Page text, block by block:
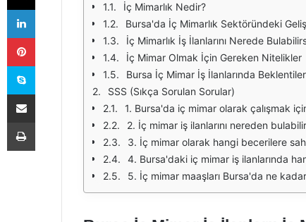
İç Mimarlık Nedir?
Bursa'da İç Mimarlık Sektöründeki
İç Mimarlık İş İlanlarını Nerede
İç Mimar Olmak İçin Gereken Nitelikler
Bursa İç Mimar İş İlanlarında Beklentiler
SSS (Sıkça Sorulan Sorular)
1. Bursa'da iç mimar olarak çalışmak
2. İç mimar iş ilanlarını nereden
3. İç mimar olarak hangi becerilere
4. Bursa'daki iç mimar iş ilanlarında
5. İç mimar maaşları Bursa'da ne
LinkedIn
Pinterest
Skype
E-Posta ile paylaş